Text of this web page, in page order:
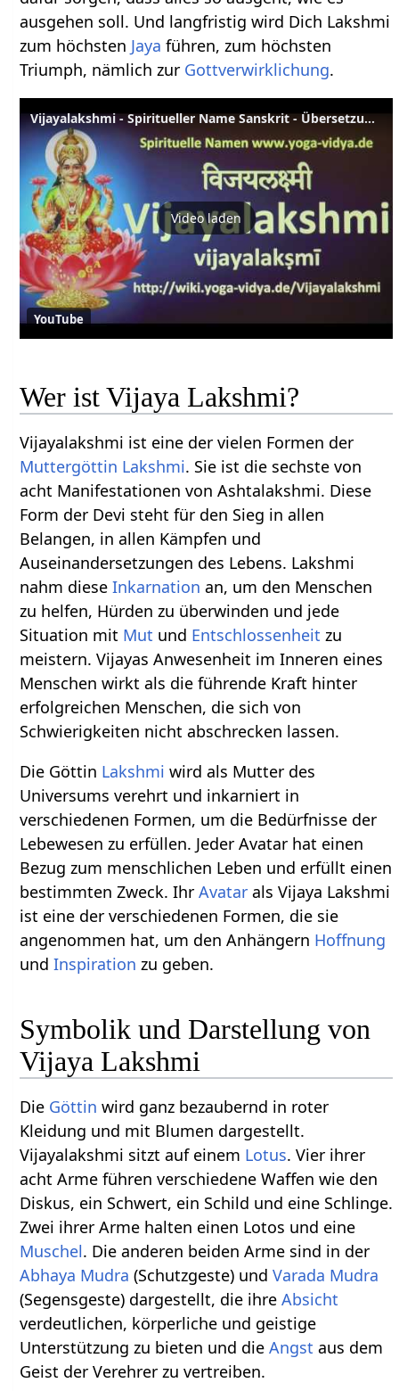
ausgehen soll. Und langfristig wird Dich Lakshmi
zum höchsten Jaya führen, zum höchsten
Triumph, nämlich zur Gottverwirklichung.
Vijayalakshmi - Spiritueller Name Sanskrit - Übersetzung, Bedeutung, Erläuterung
Video laden
YouTube
Wer ist Vijaya Lakshmi?
Vijayalakshmi ist eine der vielen Formen der
Muttergöttin Lakshmi. Sie ist die sechste von
acht Manifestationen von Ashtalakshmi. Diese
Form der Devi steht für den Sieg in allen
Belangen, in allen Kämpfen und
Auseinandersetzungen des Lebens. Lakshmi
nahm dieseInkarnation an, um den Menschen
zu helfen, Hürden zu überwinden und jede
Situation mit Mut und Entschlossenheit zu
meistern. Vijayas Anwesenheit im Inneren eines
Menschen wirkt als die führende Kraft hinter
erfolgreichen Menschen, die sich von
Schwierigkeiten nicht abschrecken lassen.
Die Göttin Lakshmi wird als Mutter des
Universums verehrt und inkarniert in
verschiedenen Formen, um die Bedürfnisse der
Lebewesen zu erfüllen. Jeder Avatar hat einen
Bezug zum menschlichen Leben und erfüllt einen
bestimmten Zweck. IhrAvatar als Vijaya Lakshmi
ist eine der verschiedenen Formen, die sie
angenommen hat, um den Anhängern Hoffnung
undInspiration zu geben.
Symbolik und Darstellung von
Vijaya Lakshmi
Die Göttin wird ganz bezaubernd in roter
Kleidung und mit Blumen dargestellt.
Vijayalakshmi sitzt auf einem Lotus. Vier ihrer
acht Arme führen verschiedene Waffen wie den
Diskus, ein Schwert, ein Schild und eine Schlinge.
Zwei ihrer Arme halten einen Lotos und eine
Muschel. Die anderen beiden Arme sind in der
Abhaya Mudra (Schutzgeste) undVarada Mudra
(Segensgeste) dargestellt, die ihreAbsicht
verdeutlichen, körperliche und geistige
Unterstützung zu bieten und dieAngst aus dem
Geist der Verehrer zu vertreiben.